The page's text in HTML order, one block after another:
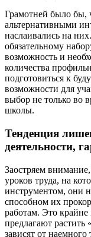
Грамотней было бы,
альтернативными
наслаивались на
обязательному
возможность и
количества
подготовиться к
возможности для
выбор не только во
школы.
Тенденция
деятельности,
Заостряем
уроков труда, на
инструментом, они
способном их
работам. Это
предлагают растить
зависят от